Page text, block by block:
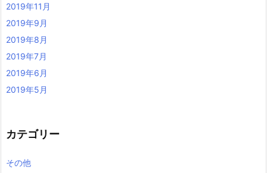
2019年11月
2019年9月
2019年8月
2019年7月
2019年6月
2019年5月
カテゴリー
その他